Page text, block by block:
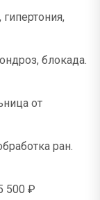
блокада.
от
ран.
500 ₽